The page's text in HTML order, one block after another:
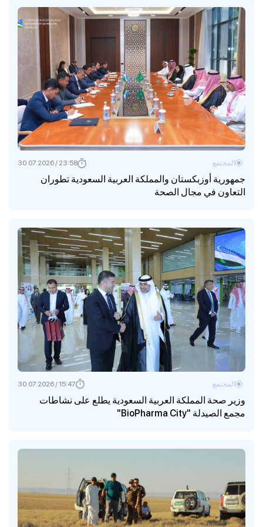
جمهورية أوزبكستان والمملكة العربية السعودية تطوران
التعاون في مجال الصحة
المجتمع 23:58 / 30.07.2026
وزير صحة المملكة العربية السعودية يطلع على نشاطات
مجمع الصيدلة "BioPharma City"
المجتمع 15:47 / 30.07.2026